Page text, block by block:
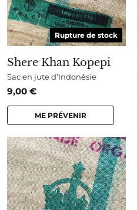
Rupture de stock
Shere Khan Kopepi
Sac en jute d’Indonésie
9,00 €
ME PRÉVENIR